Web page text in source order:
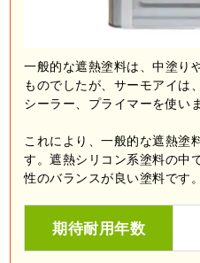
一般的な遮熱塗料は、中塗り
ものでしたが、サーモアイは
シーラー、プライマーを使いま
これにより、一般的な遮熱塗
す。遮熱シリコン系塗料の中
性のバランスが良い塗料です。
期待耐用年数